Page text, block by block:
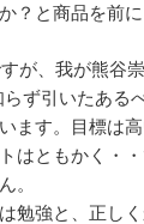
？と商品を前に
が、我が熊谷
らず引いたある
ます。目標は
はともかく・
。
勉強と、正し